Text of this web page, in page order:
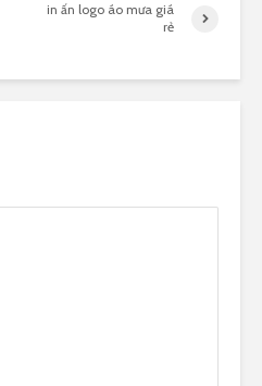
in ấn logo áo mưa giá
rẻ